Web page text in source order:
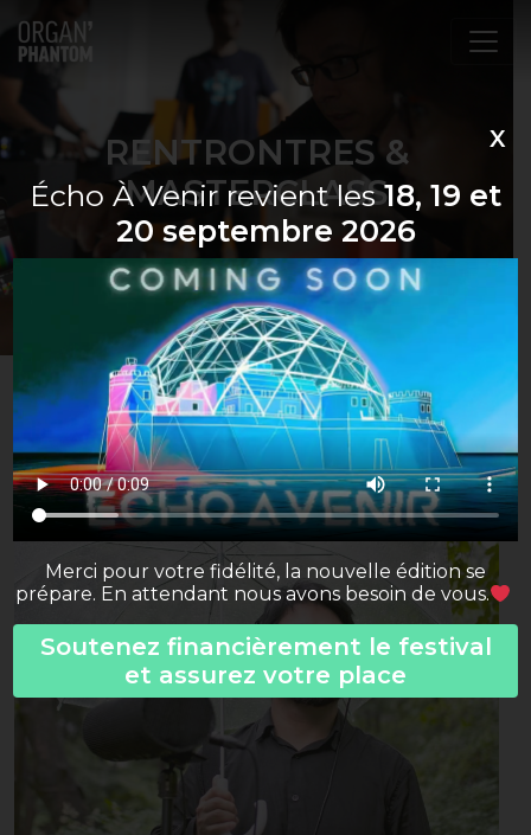
Navigation principale
RENTRONTRES &
MASTERCLASS
Selections de rencontres &
masterclasses déjà réalisées
Écho À Venir revient les18, 19 et
20 septembre 2026
Merci pour votre fidélité, la nouvelle édition se
prépare. En attendant nous avons besoin de vous.
Soutenez financièrement le festival
et assurez votre place
X